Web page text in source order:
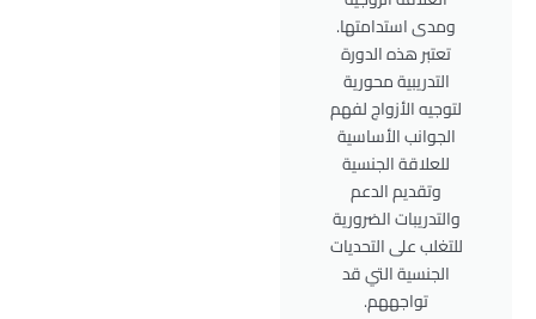
ومدى استدامتها.
تعتبر هذه الدورة
التدريبية محورية
لتوجيه الأزواج لفهم
الجوانب الأساسية
للعلاقة الجنسية
وتقديم الدعم
والتدريبات الضرورية
للتغلب على التحديات
الجنسية التي قد
تواجههم.